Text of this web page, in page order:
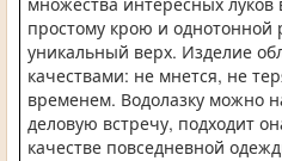
простому крою и однотонной
уникальный верх. Изделие
качествами: не мнется, не
временем. Водолазку можно
деловую встречу, подходит
качестве повседневной